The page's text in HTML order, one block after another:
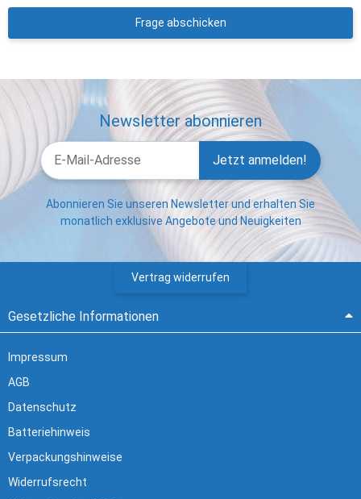
Frage abschicken
Newsletter abonnieren
Jetzt anmelden!
Abonnieren Sie unseren Newsletter und erhalten Sie
monatlich exklusive Angebote und Neuigkeiten
Vertrag widerrufen
Gesetzliche Informationen
Impressum
AGB
Datenschutz
Batteriehinweis
Verpackungshinweise
Widerrufsrecht